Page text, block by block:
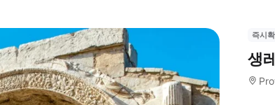
즉시
생